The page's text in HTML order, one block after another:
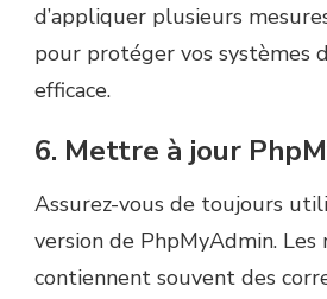
d’appliquer plusieurs
pour protéger vos systèmes
efficace.
6. Mettre à jour
Assurez-vous de toujours
version de PhpMyAdmin. Les
contiennent souvent des